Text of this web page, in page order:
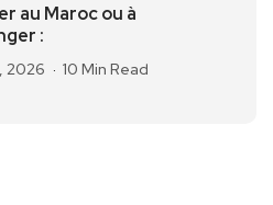
au Maroc ou à
:
2026 10 Min Read